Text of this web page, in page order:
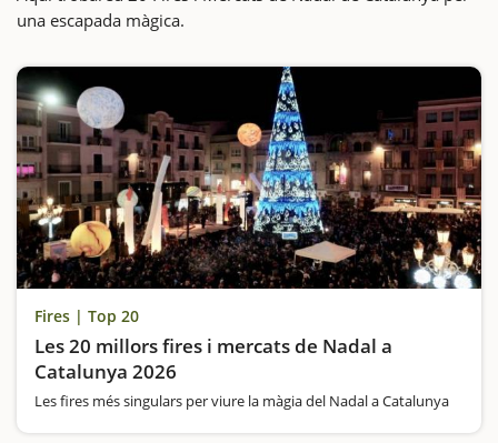
una escapada màgica.
Fires | Top 20
Les 20 millors fires i mercats de Nadal a
Catalunya 2026
Les fires més singulars per viure la màgia del Nadal a Catalunya